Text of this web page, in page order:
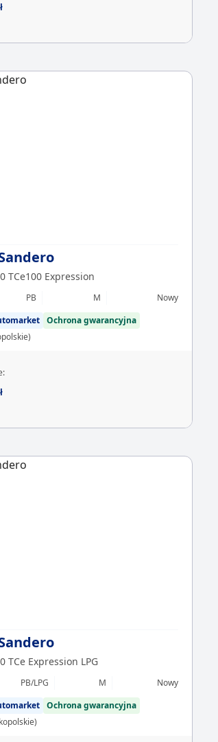
TCe100 Expression
PB M
Nowy
Ochrona gwarancyjna
TCe Expression LPG
PB/LPG M
Nowy
Ochrona gwarancyjna